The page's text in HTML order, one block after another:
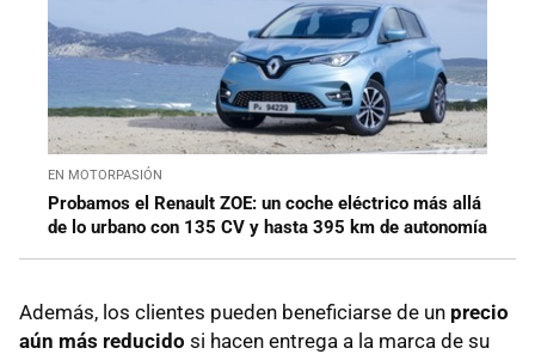
EN MOTORPASIÓN
Probamos el Renault ZOE: un coche eléctrico más allá
de lo urbano con 135 CV y hasta 395 km de autonomía
Además, los clientes pueden beneficiarse de un precio
aún más reducido si hacen entrega a la marca de su